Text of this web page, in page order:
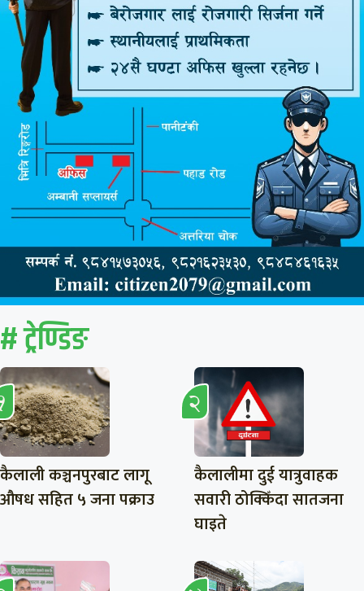
# ट्रेण्डिङ
कैलाली कञ्चनपुरबाट लागू
औषध सहित ५ जना पक्राउ
कैलालीमा दुई यात्रुवाहक
सवारी ठोक्किँदा सातजना
घाइते